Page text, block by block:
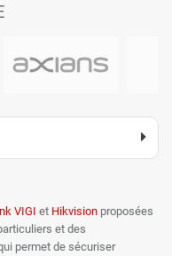
VIGI et Hikvision proposées
et des
permet de sécuriser